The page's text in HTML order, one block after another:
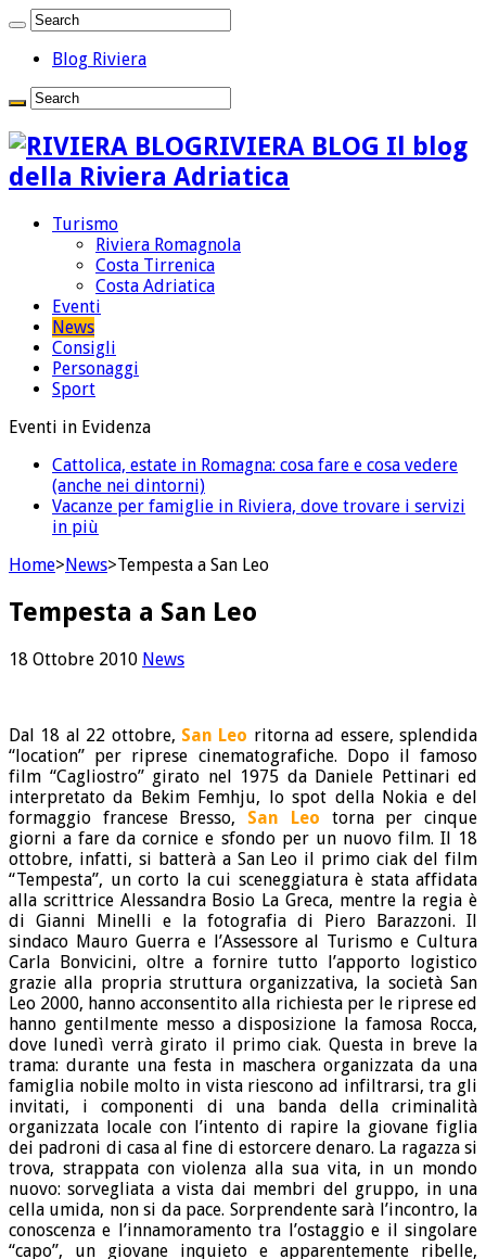
Blog Riviera
RIVIERA BLOG Il blog
della Riviera Adriatica
Turismo
Riviera Romagnola
Costa Tirrenica
Costa Adriatica
Eventi
News
Consigli
Personaggi
Sport
Eventi in Evidenza
Cattolica, estate in Romagna: cosa fare e cosa vedere
(anche nei dintorni)
Vacanze per famiglie in Riviera, dove trovare i servizi
in più
Home>News>Tempesta a San Leo
Tempesta a San Leo
18 Ottobre 2010 News
Dal 18 al 22 ottobre, San Leo ritorna ad essere, splendida
“location” per riprese cinematografiche. Dopo il famoso
film “Cagliostro” girato nel 1975 da Daniele Pettinari ed
interpretato da Bekim Femhju, lo spot della Nokia e del
formaggio francese Bresso, San Leo torna per cinque
giorni a fare da cornice e sfondo per un nuovo film. Il 18
ottobre, infatti, si batterà a San Leo il primo ciak del film
“Tempesta”, un corto la cui sceneggiatura è stata affidata
alla scrittrice Alessandra Bosio La Greca, mentre la regia è
di Gianni Minelli e la fotografia di Piero Barazzoni. Il
sindaco Mauro Guerra e l’Assessore al Turismo e Cultura
Carla Bonvicini, oltre a fornire tutto l’apporto logistico
grazie alla propria struttura organizzativa, la società San
Leo 2000, hanno acconsentito alla richiesta per le riprese ed
hanno gentilmente messo a disposizione la famosa Rocca,
dove lunedì verrà girato il primo ciak. Questa in breve la
trama: durante una festa in maschera organizzata da una
famiglia nobile molto in vista riescono ad infiltrarsi, tra gli
invitati, i componenti di una banda della criminalità
organizzata locale con l’intento di rapire la giovane figlia
dei padroni di casa al fine di estorcere denaro. La ragazza si
trova, strappata con violenza alla sua vita, in un mondo
nuovo: sorvegliata a vista dai membri del gruppo, in una
cella umida, non si da pace. Sorprendente sarà l’incontro, la
conoscenza e l’innamoramento tra l’ostaggio e il singolare
“capo”, un giovane inquieto e apparentemente ribelle,